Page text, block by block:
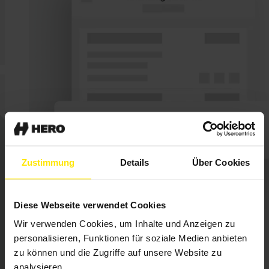
Zustimmung Details Über Cookies
Diese Webseite verwendet Cookies
Wir verwenden Cookies, um Inhalte und Anzeigen zu
personalisieren, Funktionen für soziale Medien anbieten
zu können und die Zugriffe auf unsere Website zu
analysieren.
Angebote, Rechnungen, Kalkulationen: Nutze die Metallbau-
Software von HERO als Rechnungsprogramm! Am Computer oder
per App.